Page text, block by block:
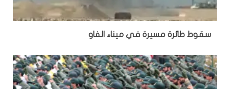
سقوط طائرة مسيرة في ميناء الفاو